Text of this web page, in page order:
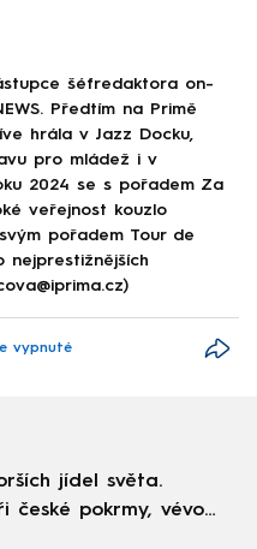
šéfredaktora on-
Předtím na Primě
hrála v Jazz Docku,
pro mládež i v
2024 se s pořadem Za
veřejnost kouzlo
pořadem Tour de
nejprestižnějších
vypnuté
jídel světa.
české pokrmy, vévodí